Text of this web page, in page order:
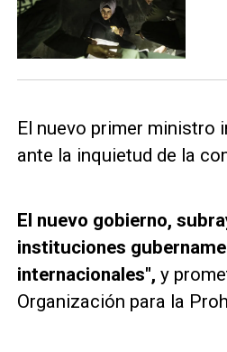
El nuevo primer ministro
ante la inquietud de la
El nuevo gobierno,
instituciones
internacionales", y
Organización para la